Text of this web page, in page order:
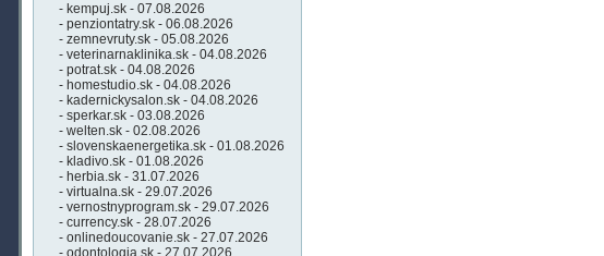
- kempuj.sk - 07.08.2026
- penziontatry.sk - 06.08.2026
- zemnevruty.sk - 05.08.2026
- veterinarnaklinika.sk - 04.08.2026
- potrat.sk - 04.08.2026
- homestudio.sk - 04.08.2026
- kadernickysalon.sk - 04.08.2026
- sperkar.sk - 03.08.2026
- welten.sk - 02.08.2026
- slovenskaenergetika.sk - 01.08.2026
- kladivo.sk - 01.08.2026
- herbia.sk - 31.07.2026
- virtualna.sk - 29.07.2026
- vernostnyprogram.sk - 29.07.2026
- currency.sk - 28.07.2026
- onlinedoucovanie.sk - 27.07.2026
- odontologia.sk - 27.07.2026